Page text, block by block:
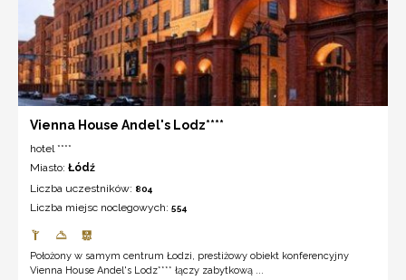
Vienna House Andel's Lodz****
hotel ****
Miasto: Łódź
Liczba uczestników: 804
Liczba miejsc noclegowych: 554
Położony w samym centrum Łodzi, prestiżowy obiekt konferencyjny
Vienna House Andel's Lodz**** łączy zabytkową ...